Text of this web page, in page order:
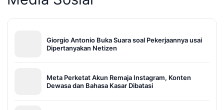
Giorgio Antonio Buka Suara soal Pekerjaannya usai
Dipertanyakan Netizen
Meta Perketat Akun Remaja Instagram, Konten
Dewasa dan Bahasa Kasar Dibatasi